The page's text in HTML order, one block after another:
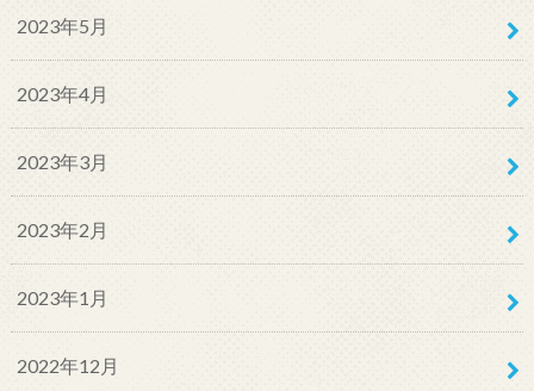
2023年5月
2023年4月
2023年3月
2023年2月
2023年1月
2022年12月